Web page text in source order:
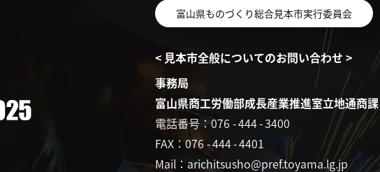
富山県ものづくり総合見本市実行委員会
< 見本市全般についてのお問い合わせ >
事務局
富山県商工労働部成長産業推進室立地通商課
電話番号：076 -444-3400
FAX：076 -444-4401
Mail：arichitsusho@pref.toyama.lg.jp